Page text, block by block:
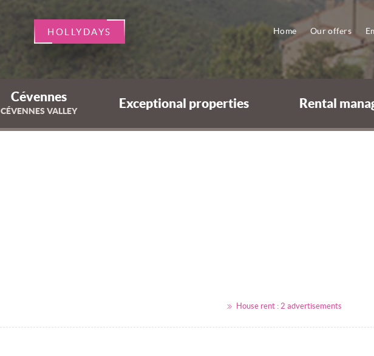
HOLLYDAYS Home Our offers
Cévennes
CÉVENNES VALLEY
Exceptional properties Rental
House rent : 2 advertisements